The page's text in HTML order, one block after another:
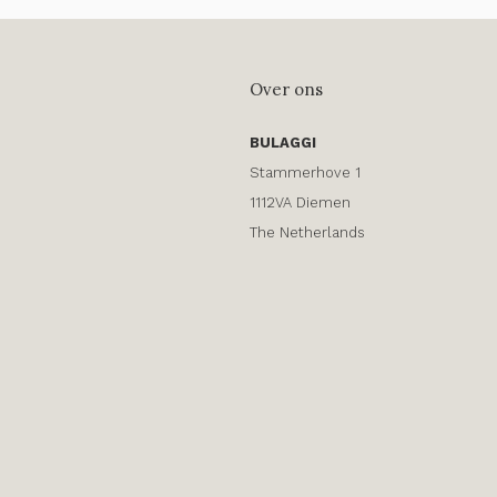
Over ons
BULAGGI
Stammerhove 1
1112VA Diemen
The Netherlands